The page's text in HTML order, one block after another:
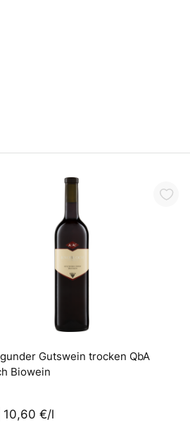
In den Warenkorb
Gutswein trocken QbA
Biowein
10,60 €/l